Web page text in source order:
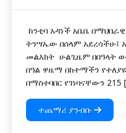
ከንቲባ አዳነች አቤቤ
ትንሣኤው በሰላም አደረሳችሁ፤
መልእክት ሁልጊዜም በበዓላት
በዓል ዋዜማ በከተማችን
በማስተባበር የገነባናቸውን 215
ተጨማሪ ያንብቡ